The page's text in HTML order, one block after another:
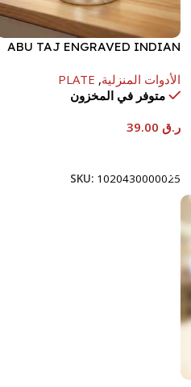
ABU TAJ ENGRAVED INDIAN
LOCK-12
الأدوات المنزلية,
PLATE
متوفر في المخزون
ر.ق
SKU: 1020430000025